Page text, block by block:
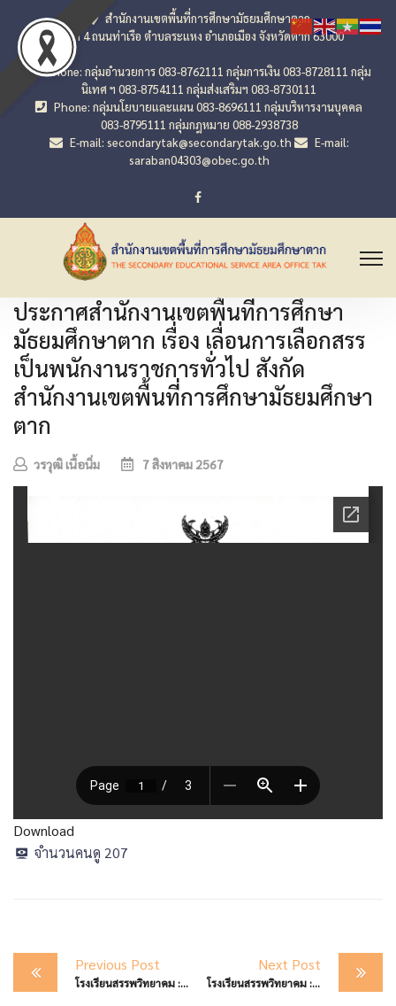
สำนักงานเขตพื้นที่การศึกษามัธยมศึกษาตาก
เลขที่ 4 ถนนท่าเรือ ตำบลระแหง อำเภอเมือง จังหวัดตาก 63000
Phone: กลุ่มอำนวยการ 083-8762111 กลุ่มการเงิน 083-8728111 กลุ่ม
นิเทศ ฯ 083-8754111 กลุ่มส่งเสริมฯ 083-8730111
Phone: กลุ่มนโยบายและแผน 083-8696111 กลุ่มบริหารงานบุคคล
083-8795111 กลุ่มกฎหมาย 088-2938738
E-mail: secondarytak@secondarytak.go.th
E-mail:
saraban04303@obec.go.th
ประกาศสำนักงานเขตพื้นที่การศึกษา
มัธยมศึกษาตาก เรื่อง เลื่อนการเลือกสรร
เป็นพนักงานราชการทั่วไป สังกัด
สำนักงานเขตพื้นที่การศึกษามัธยมศึกษา
ตาก
วรวุฒิ เนื้อนิ่ม 7 สิงหาคม 2567
Download
จำนวนคนดู 207
Post
navigation
Previous Post
โรงเรียนสรรพวิทยาคม : รับการตรวจเยี่ยมของคณะผู้ประเมินภายนอก สมศ. (พ.ศ. ๒๕๖๗-๒๕๗๑) ในรูปแบบ Onsite Visit
Next Post
โรงเรียนสรรพวิทยาคม : คว้าแชมป์ การแข่งขันหุ่นยนต์ ระดับนานาชาติ World Robot League Festival ๒๐๒๔ ณ ประเทศเกาหลีใต้